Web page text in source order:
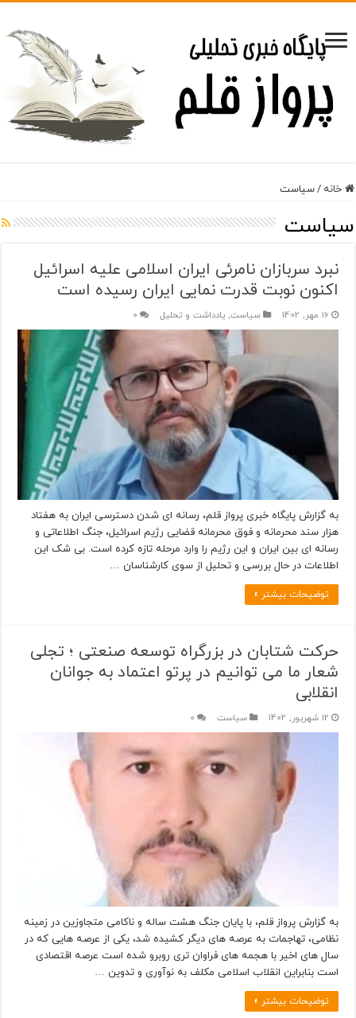
خانه /سیاست
سیاست
نبرد سربازان نامرئی ایران اسلامی علیه اسرائیل
اکنون نوبت قدرت نمایی ایران رسیده است
16 مهر, 1402 سیاست,یادداشت و تحلیل 0
به گزارش پایگاه خبری پرواز قلم، رسانه ای شدن دسترسی ایران به هفتاد
هزار سند محرمانه و فوق محرمانه قضایی رژیم اسرائیل، جنگ اطلاعاتی و
رسانه ای بین ایران و این رژیم را وارد مرحله تازه کرده است. بی شک این
اطلاعات در حال بررسی و تحلیل از سوی کارشناسان …
توضیحات بیشتر »
حرکت شتابان در بزرگراه توسعه صنعتی ؛ تجلی
شعار ما می توانیم در پرتو اعتماد به جوانان
انقلابی
12 شهریور, 1402 سیاست 0
به گزارش پرواز قلم، با پایان جنگ هشت ساله و ناکامی متجاوزین در زمینه
نظامی، تهاجمات به عرصه های دیگر کشیده شد، یکی از عرصه هایی که در
سال های اخیر با هجمه های فراوان تری روبرو شده است عرصه اقتصادی
است بنابراین انقلاب اسلامی مکلف به نوآوری و تدوین …
توضیحات بیشتر »